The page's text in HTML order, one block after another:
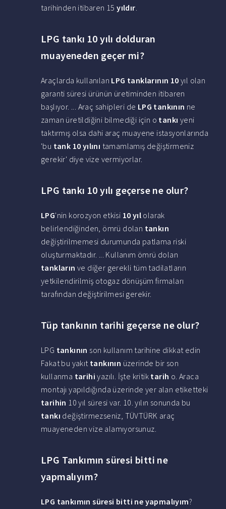
tarihinden itibaren 15yıldır.
LPG tankı 10 yılı dolduran
muayeneden geçer mi?
Araçlarda kullanılan LPG tanklarının 10 yıl olan
garanti süresi ürünün üretiminden itibaren
başlıyor. ... Araç sahipleri de LPG tankının ne
zaman üretildiğini bilmediği için o tankı yeni
taktırmış olsa dahi araç muayene istasyonlarında
'bu tank 10 yılını tamamlamış değiştirmeniz
gerekir' diye vize vermiyorlar.
LPG tankı 10 yılı geçerse ne olur?
LPG'nin korozyon etkisi 10 yıl olarak
belirlendiğinden, ömrü dolan tankın
değiştirilmemesi durumunda patlama riski
oluşturmaktadır. ... Kullanım ömrü dolan
tankların ve diğer gerekli tüm tadilatların
yetkilendirilmiş otogaz dönüşüm firmaları
tarafından değiştirilmesi gerekir.
Tüp tankının tarihi geçerse ne olur?
LPG tankının son kullanım tarihine dikkat edin
Fakat bu yakıt tankının üzerinde bir son
kullanma tarihi yazılı. İşte kritik tarih o. Araca
montajı yapıldığında üzerinde yer alan etiketteki
tarihin 10 yıl süresi var. 10. yılın sonunda bu
tankı değiştirmezseniz, TÜVTÜRK araç
muayeneden vize alamıyorsunuz.
LPG Tankımın süresi bitti ne
yapmalıyım?
LPG tankımın süresi bitti ne yapmalıyım?